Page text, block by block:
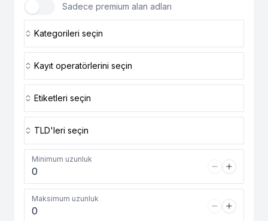
Sadece premium alan adları
Kategorileri seçin
Kayıt operatörlerini seçin
Etiketleri seçin
TLD'leri seçin
Minimum uzunluk
Maksimum uzunluk